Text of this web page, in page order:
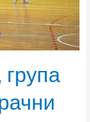
група